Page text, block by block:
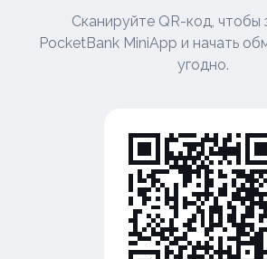
Сканируйте QR-код, чтобы
PocketBank MiniApp и начать
угодно.